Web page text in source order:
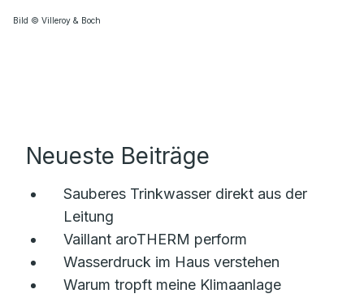
Bild © Villeroy & Boch
Neueste Beiträge
Sauberes Trinkwasser direkt aus der
Leitung
Vaillant aroTHERM perform
Wasserdruck im Haus verstehen
Warum tropft meine Klimaanlage